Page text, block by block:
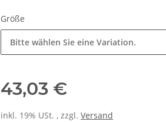
Größe
Bitte wählen Sie eine Variation.
43,03 €
inkl. 19% USt. , zzgl. Versand